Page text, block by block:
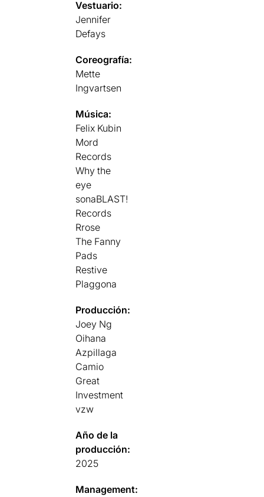
Vestuario:
Jennifer
Defays
Coreografía:
Mette
Ingvartsen
Música:
Felix Kubin
Mord
Records
Why the
eye
sonaBLAST!
Records
Rrose
The Fanny
Pads
Restive
Plaggona
Producción:
Joey Ng
Oihana
Azpillaga
Camio
Great
Investment
vzw
Año de la
producción:
2025
Management: